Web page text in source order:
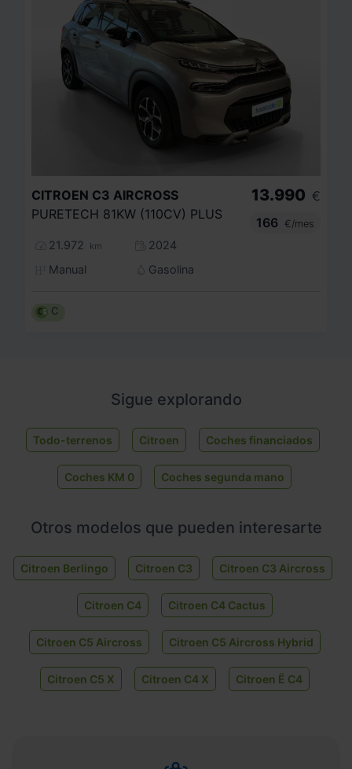
CITROEN C3 AIRCROSS
PURETECH 81KW (110CV) PLUS
21.972 km
2024
Manual
Gasolina
13.990 €
166
€/mes
C
Sigue explorando
Todo-terrenos Citroen Coches financiados
Coches KM 0 Coches segunda mano
Otros modelos que pueden interesarte
Citroen Berlingo Citroen C3 Citroen C3 Aircross
Citroen C4 Citroen C4 Cactus
Citroen C5 Aircross Citroen C5 Aircross Hybrid
Citroen C5 X Citroen C4 X Citroen Ë C4